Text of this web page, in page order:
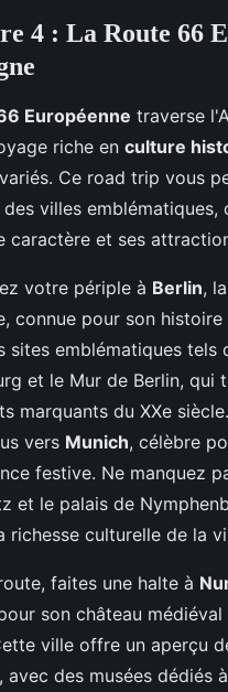
4 : La Route 66
Européenne traverse
riche en culture
Ce road trip vous
villes emblématiques,
caractère et ses
votre périple à Berlin,
connue pour son histoire
sites emblématiques tels
et le Mur de Berlin, qui
marquants du XXe
vers Munich, célèbre
festive. Ne manquez
et le palais de
richesse culturelle de la
faites une halte à
son château
ville offre un aperçu
avec des musées dédiés